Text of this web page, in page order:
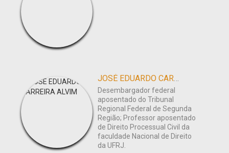
JOSÉ EDUARDO CARREIRA ALVIM
Desembargador federal
aposentado do Tribunal
Regional Federal de Segunda
Região; Professor aposentado
de Direito Processual Civil da
faculdade Nacional de Direito
da UFRJ.